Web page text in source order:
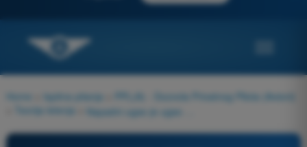
Home Ispitna pitanja
PPL(A) - Dozvola Privatnog Pilota (Avioni)
Teorija letenja